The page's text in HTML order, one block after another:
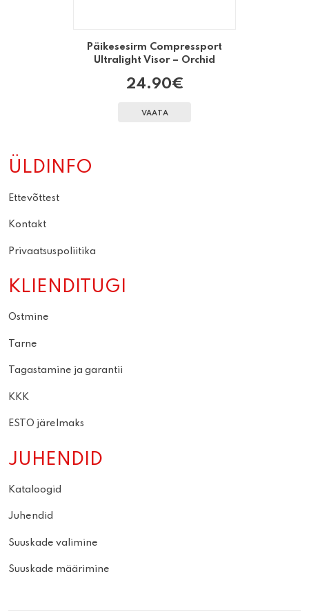
Päikesesirm Compressport
Ultralight Visor – Orchid
24.90€
VAATA
ÜLDINFO
Ettevõttest
Kontakt
Privaatsuspoliitika
KLIENDITUGI
Ostmine
Tarne
Tagastamine ja garantii
KKK
ESTO järelmaks
JUHENDID
Kataloogid
Juhendid
Suuskade valimine
Suuskade määrimine